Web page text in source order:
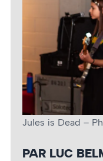
Jules is Dead –
PAR LUC